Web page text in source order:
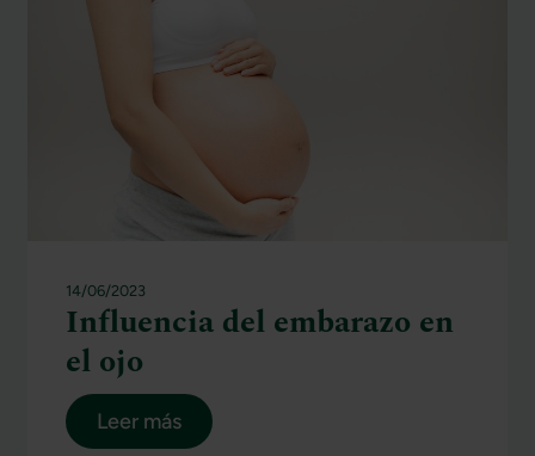
14/06/2023
Influencia del embarazo en
el ojo
Leer más